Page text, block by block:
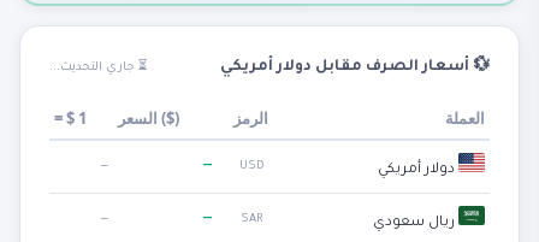
💱 أسعار الصرف مقابل دولار أمريكي ⏳ جاري التحديث...
العملة الرمز السعر ($)
1
$
=
دولار أمريكي USD
—
—
ريال سعودي SAR
—
—